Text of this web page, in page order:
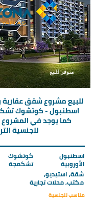
متوفر للبيع
للبيع مشروع شقق
اسطنبول - كوتشوك
كما يوجد في المشروع
للجنسية
كوتشوك
تشكمجة
اسطنبول
الأوروبية
شقة, استيديو,
مكتب, محلات تجارية
مناسب للجنسية